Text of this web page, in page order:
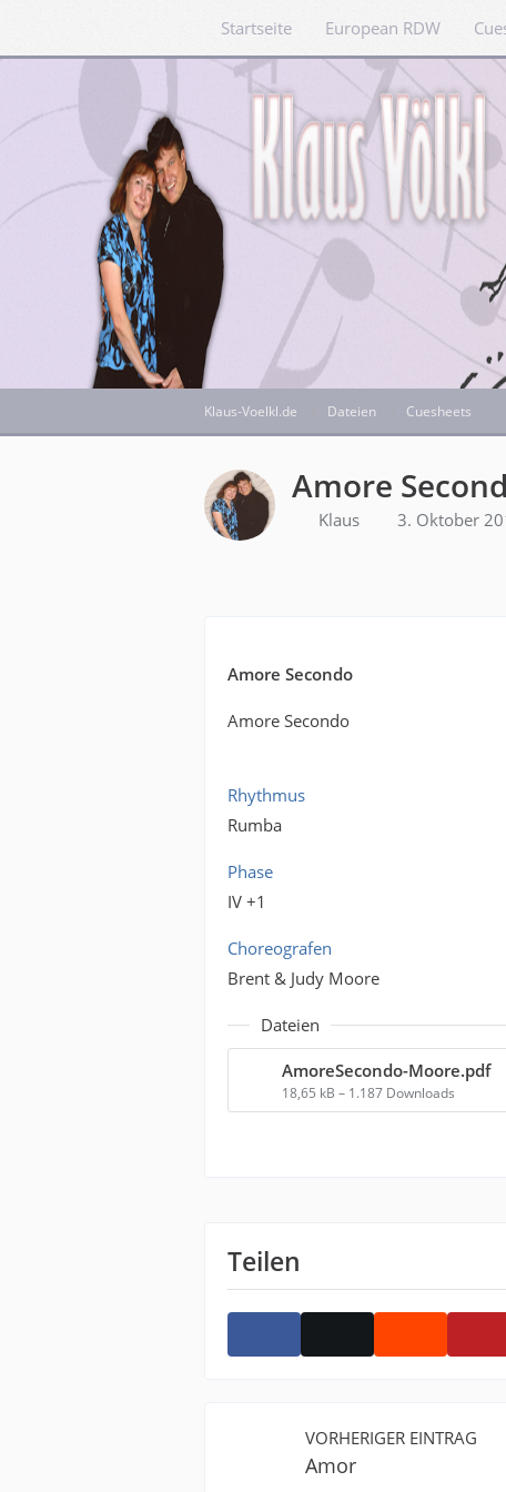
Startseite European RDW
Klaus-Voelkl.de Dateien Cuesheets
Amore
Klaus 3. Oktober
Amore Secondo
Amore Secondo
Rhythmus
Rumba
Phase
IV +1
Choreografen
Brent & Judy Moore
Dateien
AmoreSecondo-Moore.pdf
18,65 kB – 1.187 Downloads
Teilen
VORHERIGER EINTRAG
Amor